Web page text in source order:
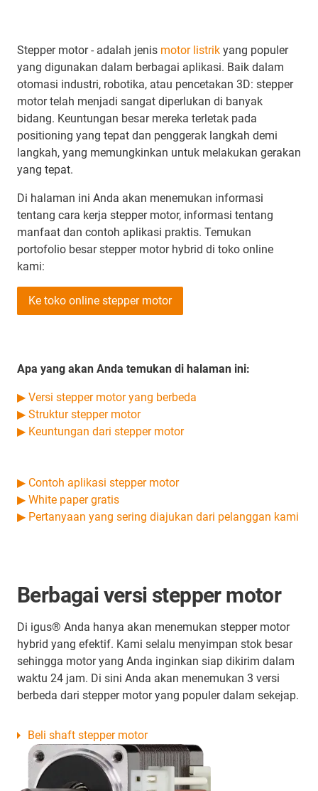
Stepper motor - adalah jenis motor listrik yang populer
yang digunakan dalam berbagai aplikasi. Baik dalam
otomasi industri, robotika, atau pencetakan 3D: stepper
motor telah menjadi sangat diperlukan di banyak
bidang. Keuntungan besar mereka terletak pada
positioning yang tepat dan penggerak langkah demi
langkah, yang memungkinkan untuk melakukan gerakan
yang tepat.
Di halaman ini Anda akan menemukan informasi
tentang cara kerja stepper motor, informasi tentang
manfaat dan contoh aplikasi praktis. Temukan
portofolio besar stepper motor hybrid di toko online
kami:
Ke toko online stepper motor
Apa yang akan Anda temukan di halaman ini:
▶ Versi stepper motor yang berbeda
▶ Struktur stepper motor
▶ Keuntungan dari stepper motor
▶ Contoh aplikasi stepper motor
▶ White paper gratis
▶ Pertanyaan yang sering diajukan dari pelanggan kami
Berbagai versi stepper motor
Di igus® Anda hanya akan menemukan stepper motor
hybrid yang efektif. Kami selalu menyimpan stok besar
sehingga motor yang Anda inginkan siap dikirim dalam
waktu 24 jam. Di sini Anda akan menemukan 3 versi
berbeda dari stepper motor yang populer dalam sekejap.
Beli shaft stepper motor